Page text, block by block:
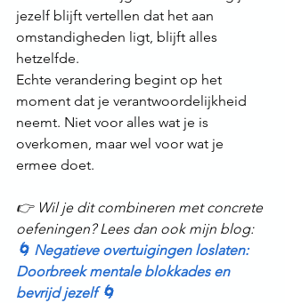
jezelf blijft vertellen dat het aan
omstandigheden ligt, blijft alles
hetzelfde.
Echte verandering begint op het
moment dat je verantwoordelijkheid
neemt. Niet voor alles wat je is
overkomen, maar wel voor wat je
ermee doet.
👉 Wil je dit combineren met concrete
oefeningen? Lees dan ook mijn blog:
🌀 Negatieve overtuigingen loslaten:
Doorbreek mentale blokkades en
bevrijd jezelf 🌀